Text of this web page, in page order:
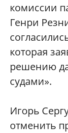
комиссии
Генри
которая
решению
судами».
Игорь
отменить